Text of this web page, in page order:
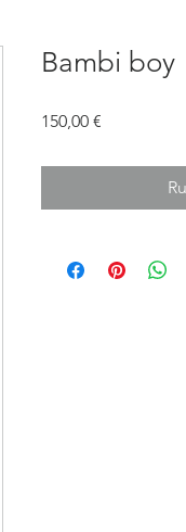
Bambi boy
150,00 €